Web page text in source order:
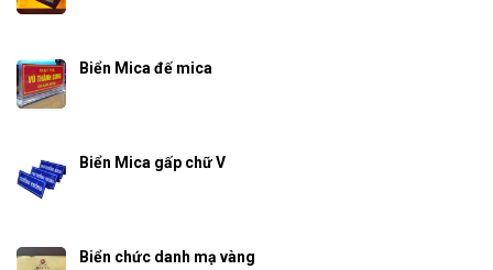
Biển Mica đế mica
Biển Mica gấp chữ V
Biển chức danh mạ vàng